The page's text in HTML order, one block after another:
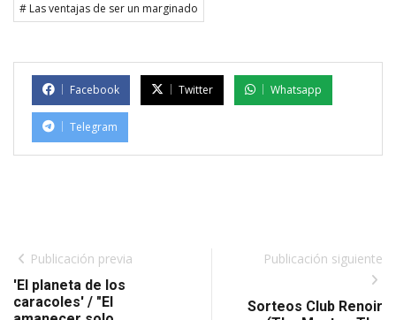
# Las ventajas de ser un marginado
Facebook Twitter Whatsapp
Telegram
Publicación previa
'El planeta de los
caracoles' / "El
Publicación siguiente
Sorteos Club Renoir